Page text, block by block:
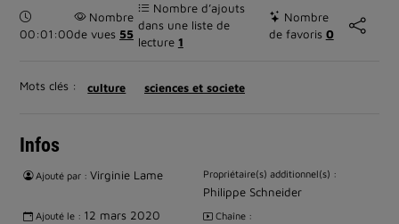
Durée :
00:01:00
Nombre
de vues 55
Nombre d’ajouts
dans une liste de
lecture 1
Nombre
de favoris 0
Mots clés : culture sciences et societe
Infos
Ajouté par : Virginie Lame Propriétaire(s) additionnel(s) :
Philippe Schneider
Ajouté le : 12 mars 2020
Chaîne :